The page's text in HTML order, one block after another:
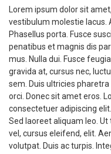
Lorem ipsum dolor sit
vestibulum molestie lacus.
Phasellus porta. Fusce
penatibus et magnis dis
mus. Nulla dui. Fusce
gravida at, cursus nec,
sem. Duis ultricies
orci. Donec sit amet eros.
consectetuer adipiscing
Sed laoreet aliquam leo.
vel, cursus eleifend, elit.
volutpat. Duis ac turpis.